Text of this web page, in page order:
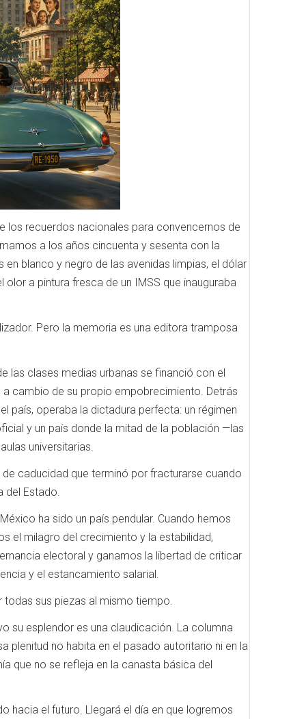
los recuerdos nacionales para convencernos de
a los años cincuenta y sesenta con la
blanco y negro de las avenidas limpias, el dólar
a pintura fresca de un IMSS que inauguraba
Pero la memoria es una editora tramposa
las clases medias urbanas se financió con el
cambio de su propio empobrecimiento. Detrás
país, operaba la dictadura perfecta: un régimen
y un país donde la mitad de la población —las
universitarias.
caducidad que terminó por fracturarse cuando
del Estado.
ha sido un país pendular. Cuando hemos
el milagro del crecimiento y la estabilidad,
electoral y ganamos la libertad de criticar
y el estancamiento salarial.
todas sus piezas al mismo tiempo.
su esplendor es una claudicación. La columna
plenitud no habita en el pasado autoritario ni en la
que no se refleja en la canasta básica del
hacia el futuro. Llegará el día en que logremos